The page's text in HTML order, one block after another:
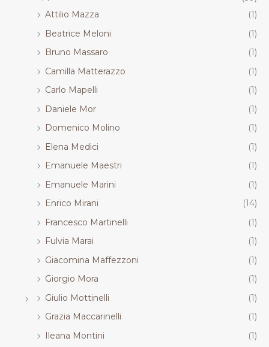
Attilio Mazza
(1)
Beatrice Meloni
(1)
Bruno Massaro
(1)
Camilla Matterazzo
(1)
Carlo Mapelli
(1)
Daniele Mor
(1)
Domenico Molino
(1)
Elena Medici
(1)
Emanuele Maestri
(1)
Emanuele Marini
(1)
Enrico Mirani
(14)
Francesco Martinelli
(1)
Fulvia Marai
(1)
Giacomina Maffezzoni
(1)
Giorgio Mora
(1)
Giulio Mottinelli
(1)
Grazia Maccarinelli
(1)
Ileana Montini
(1)